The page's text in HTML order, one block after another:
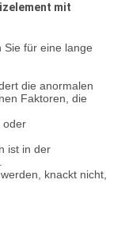
mit
Sie für eine lange
die anormalen
Faktoren, die
oder
ist in der
knackt nicht,